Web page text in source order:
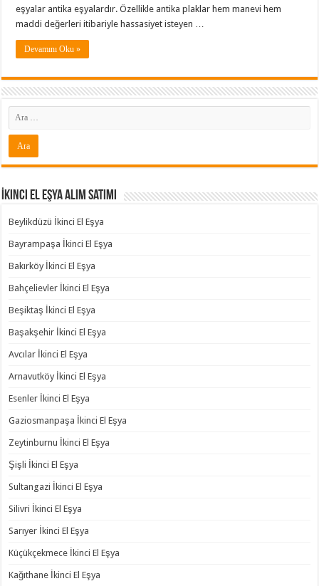
eşyalar antika eşyalardır. Özellikle antika plaklar hem manevi hem
maddi değerleri itibariyle hassasiyet isteyen …
Devamını Oku »
İkinci El Eşya Alım Satımı
Beylikdüzü İkinci El Eşya
Bayrampaşa İkinci El Eşya
Bakırköy İkinci El Eşya
Bahçelievler İkinci El Eşya
Beşiktaş İkinci El Eşya
Başakşehir İkinci El Eşya
Avcılar İkinci El Eşya
Arnavutköy İkinci El Eşya
Esenler İkinci El Eşya
Gaziosmanpaşa İkinci El Eşya
Zeytinburnu İkinci El Eşya
Şişli İkinci El Eşya
Sultangazi İkinci El Eşya
Silivri İkinci El Eşya
Sarıyer İkinci El Eşya
Küçükçekmece İkinci El Eşya
Kağıthane İkinci El Eşya